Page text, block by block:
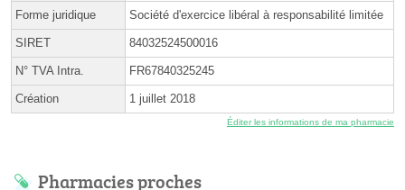
Forme juridique Société d'exercice libéral à responsabilité limitée
SIRET 84032524500016
N° TVA Intra. FR67840325245
Création 1 juillet 2018
Éditer les informations de ma pharmacie
Pharmacies proches